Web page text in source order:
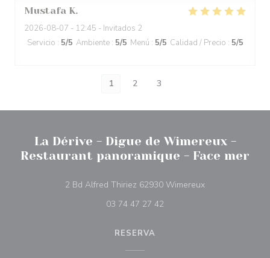
Mustafa K
2026-08-07 - 12:45 - Invitados 2
Servicio : 5/5 Ambiente : 5/5 Menú : 5/5 Calidad / Precio : 5/5
1 2 3
La Dérive - Digue de Wimereux -
Restaurant panoramique - Face mer
2 Bd Alfred Thiriez 62930 Wimereux((abre en una
03 74 47 27 42
RESERVA